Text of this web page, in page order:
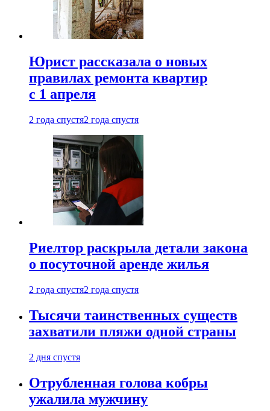
Юрист рассказала о новых
правилах ремонта квартир
с 1 апреля
2 года спустя2 года спустя
Риелтор раскрыла детали закона
о посуточной аренде жилья
2 года спустя2 года спустя
Тысячи таинственных существ
захватили пляжи одной страны
2 дня спустя
Отрубленная голова кобры
ужалила мужчину